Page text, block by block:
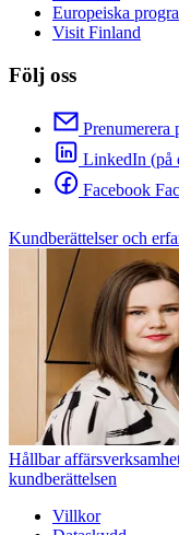
Europeiska
Visit Finland
Följ oss
Prenumerera
LinkedIn (på
Facebook
Kundberättelser och
Hållbar
kundberättelsen
Villkor